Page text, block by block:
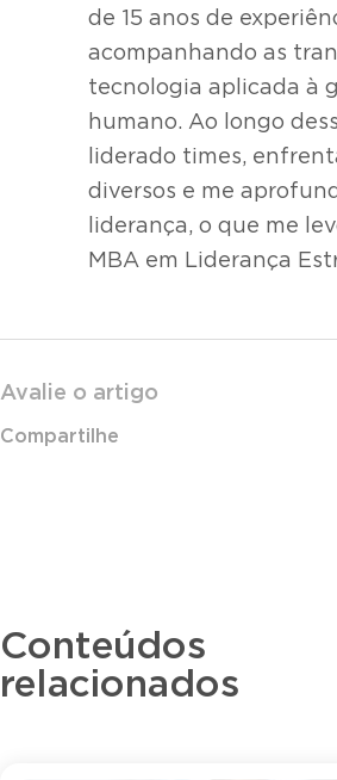
de 15 anos de
acompanhando as
tecnologia aplicada à
humano. Ao longo
liderado times,
diversos e me
liderança, o que me
MBA em Liderança
Avalie o artigo
Compartilhe
Conteúdos
relacionados